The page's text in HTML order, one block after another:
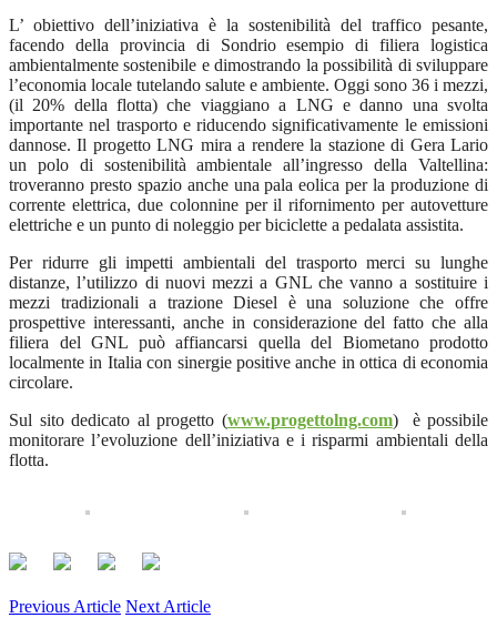
L’ obiettivo dell’iniziativa è la sostenibilità del traffico pesante,
facendo della provincia di Sondrio esempio di filiera logistica
ambientalmente sostenibile e dimostrando la possibilità di sviluppare
l’economia locale tutelando salute e ambiente. Oggi sono 36 i mezzi,
(il 20% della flotta) che viaggiano a LNG e danno una svolta
importante nel trasporto e riducendo significativamente le emissioni
dannose. Il progetto LNG mira a rendere la stazione di Gera Lario
un polo di sostenibilità ambientale all’ingresso della Valtellina:
troveranno presto spazio anche una pala eolica per la produzione di
corrente elettrica, due colonnine per il rifornimento per autovetture
elettriche e un punto di noleggio per biciclette a pedalata assistita.
Per ridurre gli impetti ambientali del trasporto merci su lunghe
distanze, l’utilizzo di nuovi mezzi a GNL che vanno a sostituire i
mezzi tradizionali a trazione Diesel è una soluzione che offre
prospettive interessanti, anche in considerazione del fatto che alla
filiera del GNL può affiancarsi quella del Biometano prodotto
localmente in Italia con sinergie positive anche in ottica di economia
circolare.
Sul sito dedicato al progetto (www.progettolng.com) è possibile
monitorare l’evoluzione dell’iniziativa e i risparmi ambientali della
flotta.
Previous Article Next Article